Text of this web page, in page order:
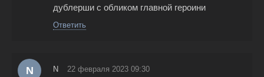
дублерши с обликом главной героини
Ответить
N N 22 февраля 2023 09:30